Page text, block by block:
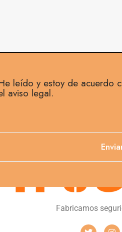
leído y estoy de acuerdo
aviso legal.
Fabricamos